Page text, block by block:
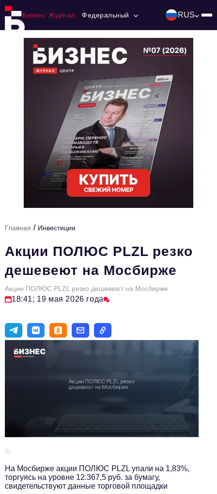
Бизнес Журнал: Федеральный RUS
Ниши и рынки
Технологии и тренды
HR
Персона номера
Юридический практикум
Туризм
Информационный отдел
info@business-magazine.online
Главная / Инвестиции
Акции ПОЛЮС PLZL резко
дешевеют на Мосбирже
Акции ПОЛЮС PLZL резко дешевеют на Мосбирже
18:41; 19 мая 2026 года
©
На Мосбирже акции ПОЛЮС PLZL упали на 1,83%,
торгуясь на уровне 12.367,5 руб. за бумагу,
свидетельствуют данные торговой площадки